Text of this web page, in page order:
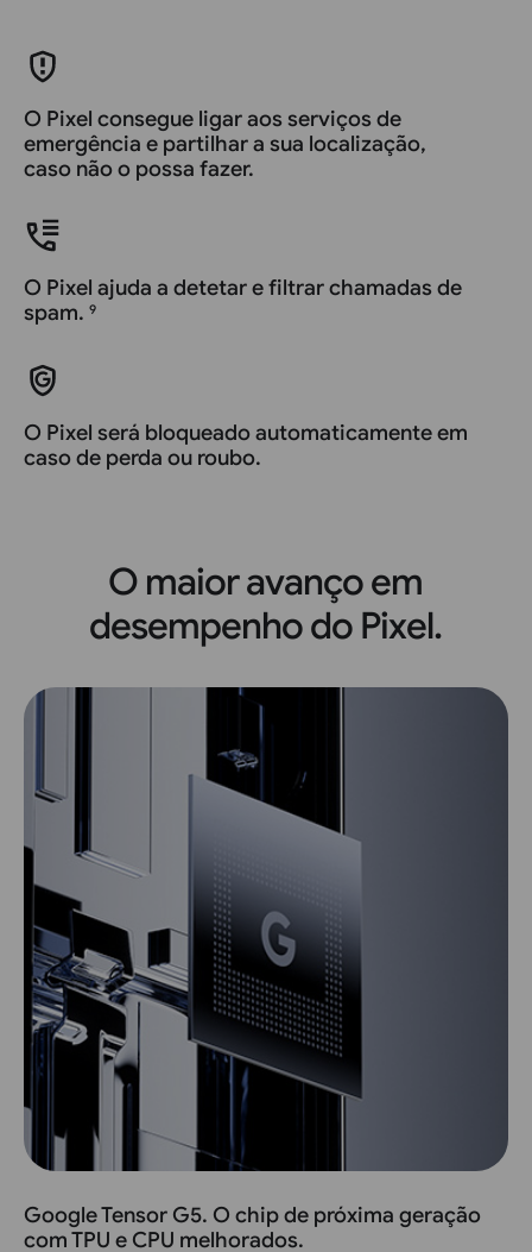
O Pixel consegue ligar aos serviços de
emergência e partilhar a sua localização,
caso não o possa fazer.
O Pixel ajuda a detetar e filtrar chamadas de
spam. 9
O Pixel será bloqueado automaticamente em
caso de perda ou roubo.
O maior avanço em
desempenho do Pixel.
Google Tensor G5. O chip de próxima geração
com TPU e CPU melhorados.